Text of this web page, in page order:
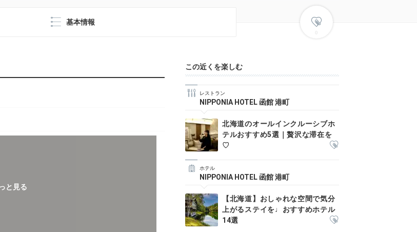
基本情報
この近くを楽しむ
レストラン
NIPPONIA HOTEL 函館 港町
北海道のオールインクルーシブホ
テルおすすめ5選｜贅沢な滞在を
♡
ホテル
NIPPONIA HOTEL 函館 港町
【北海道】おしゃれな空間で気分
上がるステイを♩おすすめホテル
14選